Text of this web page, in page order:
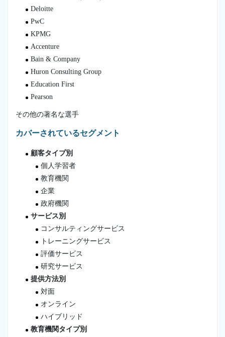
Deloitte
PwC
KPMG
Accenture
Bain & Company
Huron Consulting Group
Education First
Pearson
その他の著名な選手
カバーされているセグメント
顧客タイプ別
個人学習者
教育機関
企業
政府機関
サービス別
コンサルティングサービス
トレーニングサービス
評価サービス
研究サービス
提供方法別
対面
オンライン
ハイブリッド
教育機関タイプ別